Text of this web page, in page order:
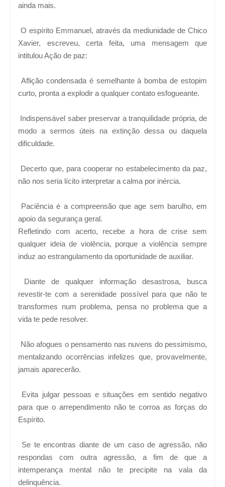
ainda mais.
O espírito Emmanuel, através da mediunidade de Chico
Xavier, escreveu, certa feita, uma mensagem que
intitulou Ação de paz:
Aflição condensada é semelhante à bomba de estopim
curto, pronta a explodir a qualquer contato esfogueante.
Indispensável saber preservar a tranquilidade própria, de
modo a sermos úteis na extinção dessa ou daquela
dificuldade.
Decerto que, para cooperar no estabelecimento da paz,
não nos seria lícito interpretar a calma por inércia.
Paciência é a compreensão que age sem barulho, em
apoio da segurança geral.
Refletindo com acerto, recebe a hora de crise sem
qualquer ideia de violência, porque a violência sempre
induz ao estrangulamento da oportunidade de auxiliar.
Diante de qualquer informação desastrosa, busca
revestir-te com a serenidade possível para que não te
transformes num problema, pensa no problema que a
vida te pede resolver.
Não afogues o pensamento nas nuvens do pessimismo,
mentalizando ocorrências infelizes que, provavelmente,
jamais aparecerão.
Evita julgar pessoas e situações em sentido negativo
para que o arrependimento não te corroa as forças do
Espírito.
Se te encontras diante de um caso de agressão, não
respondas com outra agressão, a fim de que a
intemperança mental não te precipite na vala da
delinquência.